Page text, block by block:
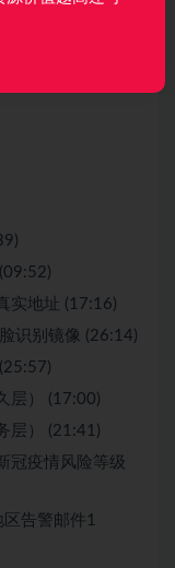
到人是否是员工
，智能判断该地区
实地址 (17:16)
识别镜像 (26:14)
层） (17:00)
层） (21:41)
冠疫情风险等级
告警邮件1